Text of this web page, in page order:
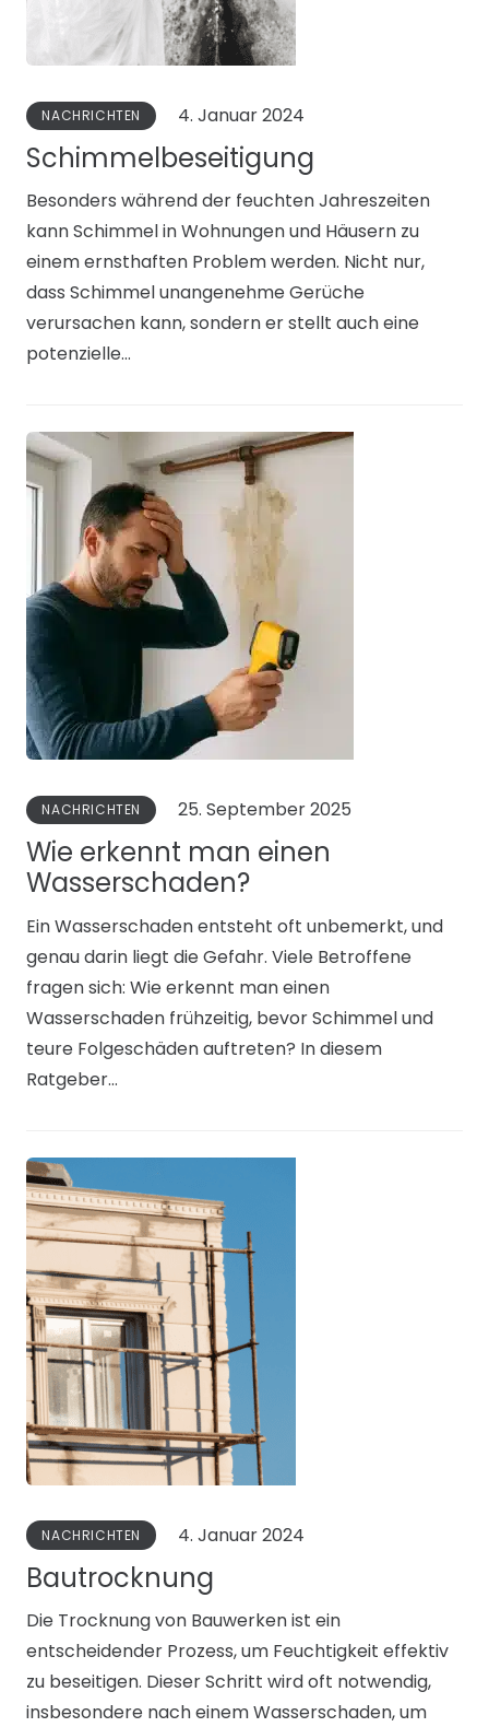
NACHRICHTEN 4. Januar 2024
Schimmelbeseitigung
Besonders während der feuchten Jahreszeiten
kann Schimmel in Wohnungen und Häusern zu
einem ernsthaften Problem werden. Nicht nur,
dass Schimmel unangenehme Gerüche
verursachen kann, sondern er stellt auch eine
potenzielle…
NACHRICHTEN 25. September 2025
Wie erkennt man einen
Wasserschaden?
Ein Wasserschaden entsteht oft unbemerkt, und
genau darin liegt die Gefahr. Viele Betroffene
fragen sich: Wie erkennt man einen
Wasserschaden frühzeitig, bevor Schimmel und
teure Folgeschäden auftreten? In diesem
Ratgeber…
NACHRICHTEN 4. Januar 2024
Bautrocknung
Die Trocknung von Bauwerken ist ein
entscheidender Prozess, um Feuchtigkeit effektiv
zu beseitigen. Dieser Schritt wird oft notwendig,
insbesondere nach einem Wasserschaden, um